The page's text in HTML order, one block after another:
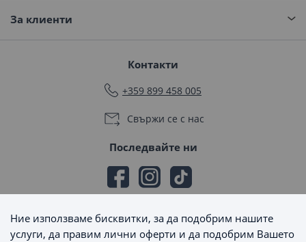
За клиенти
Контакти
+359 899 458 005
Свържи се с нас
Последвайте ни
Начини на плащане
Ние използваме бисквитки, за да подобрим нашите
услуги, да правим лични оферти и да подобрим Вашето